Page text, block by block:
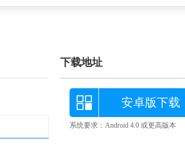
下载地址
安卓版下载
系统要求：Android 4.0 或更高版本